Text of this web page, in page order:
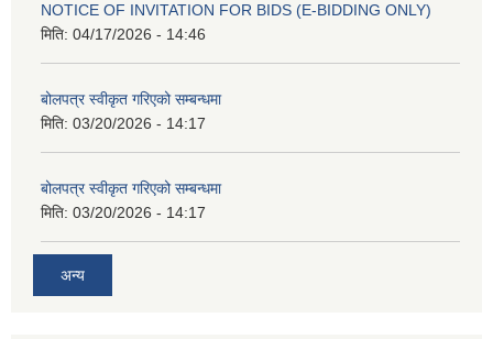
NOTICE OF INVITATION FOR BIDS (E-BIDDING ONLY)
मिति: 04/17/2026 - 14:46
बोलपत्र स्वीकृत गरिएको सम्बन्धमा
मिति: 03/20/2026 - 14:17
बोलपत्र स्वीकृत गरिएको सम्बन्धमा
मिति: 03/20/2026 - 14:17
अन्य